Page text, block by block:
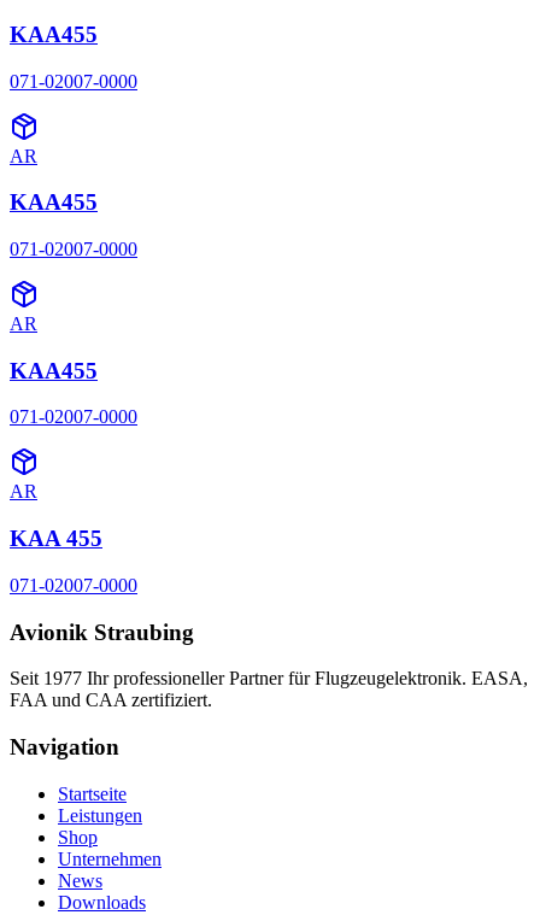
KAA455
071-02007-0000
AR
KAA455
071-02007-0000
AR
KAA455
071-02007-0000
AR
KAA 455
071-02007-0000
Avionik Straubing
Seit 1977 Ihr professioneller Partner für Flugzeugelektronik. EASA,
FAA und CAA zertifiziert.
Navigation
Startseite
Leistungen
Shop
Unternehmen
News
Downloads